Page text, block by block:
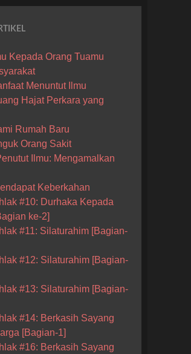
Kepada Orang Tuamu
Menuntut Ilmu
Hajat Perkara yang
Rumah Baru
Orang Sakit
Ilmu: Mengamalkan
Keberkahan
#10: Durhaka Kepada
ke-2]
#11: Silaturahim [Bagian-
#12: Silaturahim [Bagian-
#13: Silaturahim [Bagian-
#14: Berkasih Sayang
[Bagian-1]
#16: Berkasih Sayang